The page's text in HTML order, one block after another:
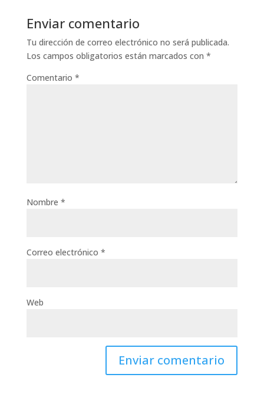
Enviar comentario
Tu dirección de correo electrónico no será publicada.
Los campos obligatorios están marcados con *
Comentario *
Nombre *
Correo electrónico *
Web